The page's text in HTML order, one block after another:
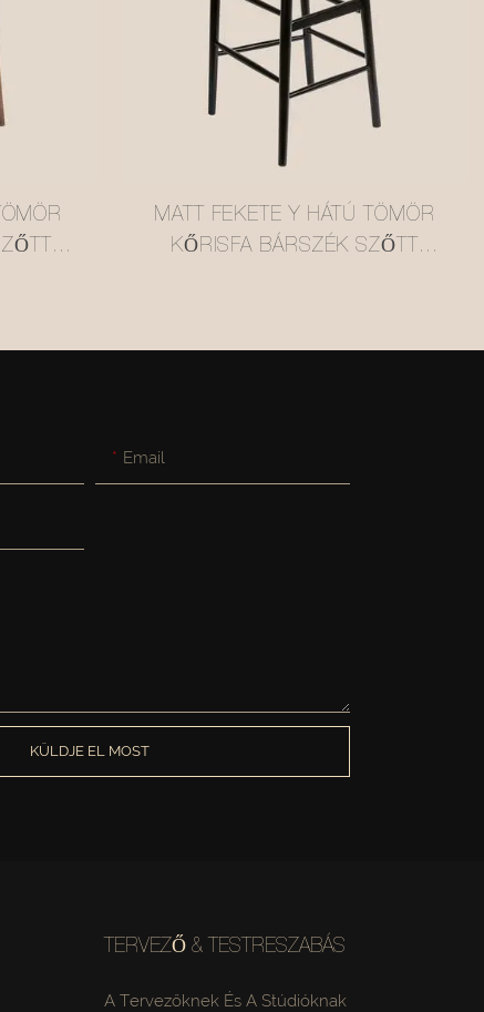
MATT FEKETE Y HÁTÚ TÖMÖR
KŐRISFA BÁRSZÉK SZŐTT
Email
KÜLDJE EL MOST
TERVEZŐ & TESTRESZABÁS
A Tervezőknek És A Stúdióknak